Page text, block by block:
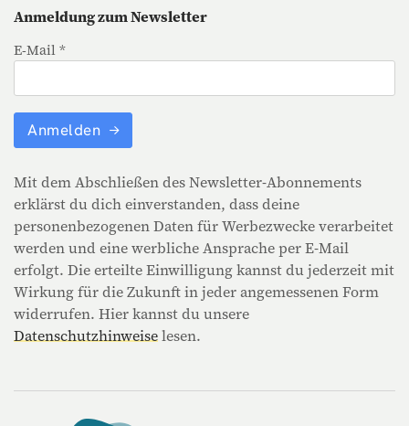
Anmeldung zum Newsletter
E-Mail *
Anmelden
Mit dem Abschließen des Newsletter-Abonnements
erklärst du dich einverstanden, dass deine
personenbezogenen Daten für Werbezwecke verarbeitet
werden und eine werbliche Ansprache per E-Mail
erfolgt. Die erteilte Einwilligung kannst du jederzeit mit
Wirkung für die Zukunft in jeder angemessenen Form
widerrufen. Hier kannst du unsere
Datenschutzhinweiselesen.